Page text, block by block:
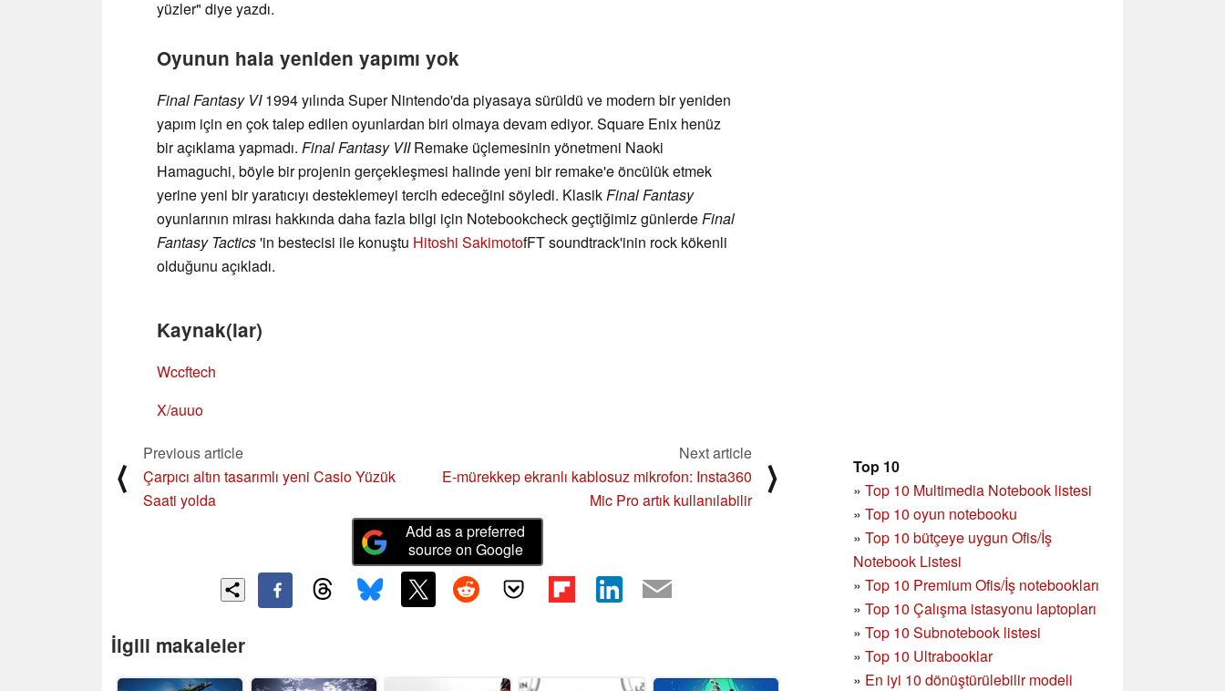
yüzler" diye yazdı.
Oyunun hala yeniden yapımı yok
Final Fantasy VI1994 yılında Super Nintendo'da piyasaya sürüldü ve modern bir yeniden
yapım için en çok talep edilen oyunlardan biri olmaya devam ediyor. Square Enix henüz
bir açıklama yapmadı. Final Fantasy VIIRemake üçlemesinin yönetmeni Naoki
Hamaguchi, böyle bir projenin gerçekleşmesi halinde yeni bir remake'e öncülük etmek
yerine yeni bir yaratıcıyı desteklemeyi tercih edeceğini söyledi. KlasikFinal Fantasy
oyunlarının mirası hakkında daha fazla bilgi için Notebookcheck geçtiğimiz günlerdeFinal
Fantasy Tactics'in bestecisi ile konuştu Hitoshi SakimotofFT soundtrack'inin rock kökenli
olduğunu açıkladı.
Kaynak(lar)
Wccftech
X/auuo
Top 10
» Top 10 Multimedia Notebook listesi
» Top 10 oyun notebooku
» Top 10 bütçeye uygun Ofis/İş
Notebook Listesi
» Top 10 Premium Ofis/İş notebookları
» Top 10 Çalışma istasyonu laptopları
» Top 10 Subnotebook listesi
» Top 10 Ultrabooklar
» En iyi 10 dönüştürülebilir modeli
⟨
Previous article
Çarpıcı altın tasarımlı yeni Casio Yüzük
Saati yolda
Next article
E-mürekkep ekranlı kablosuz mikrofon: Insta360
Mic Pro artık kullanılabilir
⟩
Add as a preferred
source on Google
İlgili makaleler